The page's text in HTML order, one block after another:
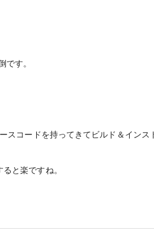
です。
スコードを持ってきてビルド＆インス
と楽ですね。